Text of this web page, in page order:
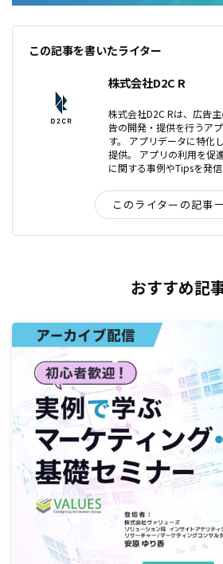
この記事を書いたライター
株式会社D2C R
株式会社D2C Rは、広告
告の開発・提供を行うア
す。 アプリデータに特化
提供。 アプリの利用を促
に関する事例やTipsを発信
このライターの記事
おすすめ記